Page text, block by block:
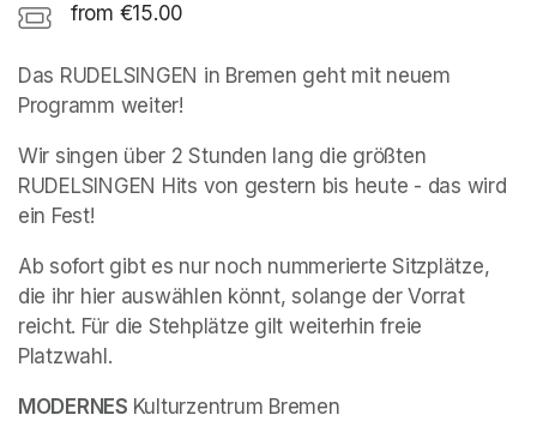
from €15.00
Das RUDELSINGEN in Bremen geht mit neuem
Programm weiter!
Wir singen über 2 Stunden lang die größten
RUDELSINGEN Hits von gestern bis heute - das wird
ein Fest!
Ab sofort gibt es nur noch nummerierte Sitzplätze,
die ihr hier auswählen könnt, solange der Vorrat
reicht. Für die Stehplätze gilt weiterhin freie
Platzwahl.
MODERNES Kulturzentrum Bremen